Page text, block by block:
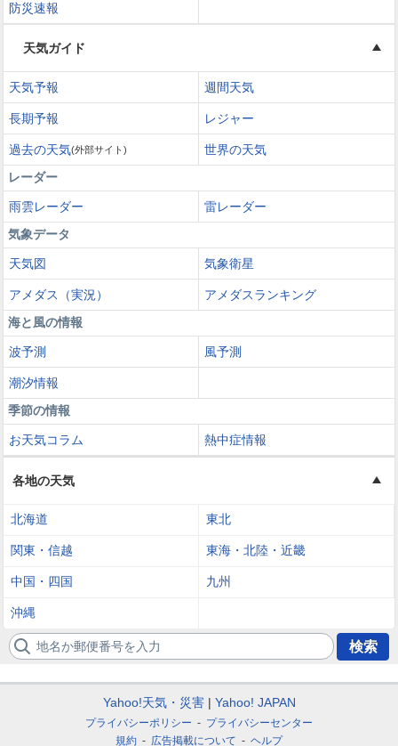
防災速報
天気ガイド
天気予報 週間天気
長期予報 レジャー
過去の天気(外部サイト)
世界の天気
レーダー
雨雲レーダー
雷レーダー
気象データ
天気図 気象衛星
アメダス（実況）
アメダスランキング
海と風の情報
波予測 風予測
潮汐情報
季節の情報
お天気コラム 熱中症情報
各地の天気
北海道 東北
関東・信越 東海・北陸・近畿
中国・四国 九州
沖縄
地名か郵便番号を入力 検索
Yahoo!天気・災害 Yahoo! JAPAN
プライバシーポリシー
プライバシーセンター
規約
広告掲載について ヘルプ